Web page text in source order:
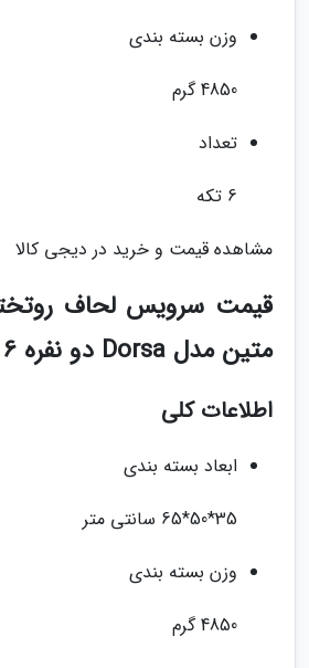
وزن بسته بندی
4850 گرم
تعداد
6 تکه
مشاهده قیمت و خرید در دیجی کالا
قیمت سرویس لحاف
متین مدل Dorsa دو نفره 6 تکه
اطلاعات کلی
ابعاد بسته بندی
35*50*65 سانتی متر
وزن بسته بندی
4850 گرم